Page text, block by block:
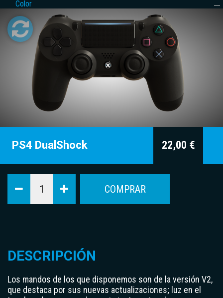
Color
Soft touch
Perlados
Textura
PS4 DualShock 22,00 €
COMPRAR
DESCRIPCIÓN
Los mandos de los que disponemos son de la versión V2,
que destaca por sus nuevas actualizaciones; luz en el